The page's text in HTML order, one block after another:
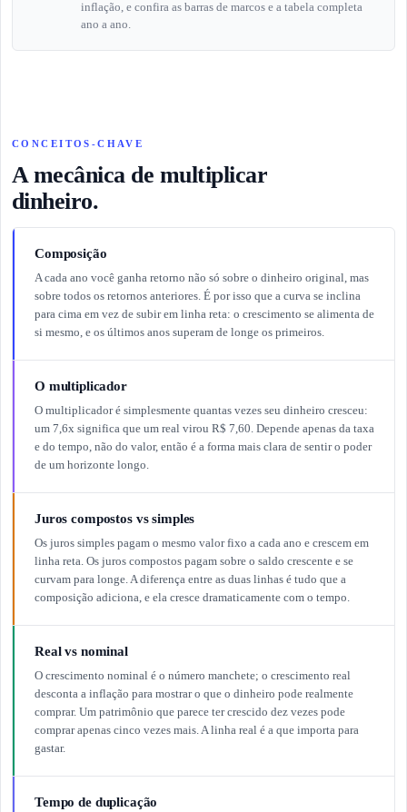
inflação, e confira as barras de marcos e a tabela completa
ano a ano.
CONCEITOS-CHAVE
A mecânica de multiplicar
dinheiro.
Composição
A cada ano você ganha retorno não só sobre o dinheiro original, mas
sobre todos os retornos anteriores. É por isso que a curva se inclina
para cima em vez de subir em linha reta: o crescimento se alimenta de
si mesmo, e os últimos anos superam de longe os primeiros.
O multiplicador
O multiplicador é simplesmente quantas vezes seu dinheiro cresceu:
um 7,6x significa que um real virou R$ 7,60. Depende apenas da taxa
e do tempo, não do valor, então é a forma mais clara de sentir o poder
de um horizonte longo.
Juros compostos vs simples
Os juros simples pagam o mesmo valor fixo a cada ano e crescem em
linha reta. Os juros compostos pagam sobre o saldo crescente e se
curvam para longe. A diferença entre as duas linhas é tudo que a
composição adiciona, e ela cresce dramaticamente com o tempo.
Real vs nominal
O crescimento nominal é o número manchete; o crescimento real
desconta a inflação para mostrar o que o dinheiro pode realmente
comprar. Um patrimônio que parece ter crescido dez vezes pode
comprar apenas cinco vezes mais. A linha real é a que importa para
gastar.
Tempo de duplicação